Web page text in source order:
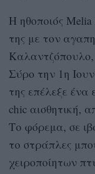
Η ηθοποιός
της με τον
Καλαντζόπουλο,
Σύρο την 1η
της επέλεξε
chic αισθητική,
Το φόρεμα, σε
το στράπλες
χειροποίητων